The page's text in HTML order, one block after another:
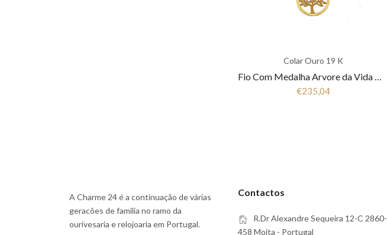
Colar Ouro 19 K
Fio Com Medalha Arvore da Vida Ouro 19.25Kt COL2996
€235,04
A Charme 24 é a continuação de várias
geracões de familia no ramo da
ourivesaria e relojoaria em Portugal.
Contactos
R.Dr Alexandre Sequeira 12-C 2860-
458 Moita - Portugal